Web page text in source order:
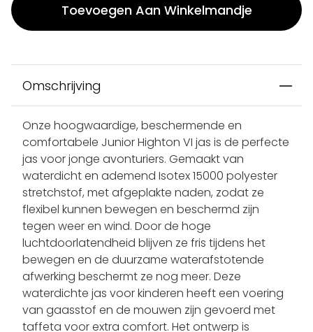
Toevoegen Aan Winkelmandje
Omschrijving
Onze hoogwaardige, beschermende en
comfortabele Junior Highton VI jas is de perfecte
jas voor jonge avonturiers. Gemaakt van
waterdicht en ademend Isotex 15000 polyester
stretchstof, met afgeplakte naden, zodat ze
flexibel kunnen bewegen en beschermd zijn
tegen weer en wind. Door de hoge
luchtdoorlatendheid blijven ze fris tijdens het
bewegen en de duurzame waterafstotende
afwerking beschermt ze nog meer. Deze
waterdichte jas voor kinderen heeft een voering
van gaasstof en de mouwen zijn gevoerd met
taffeta voor extra comfort. Het ontwerp is